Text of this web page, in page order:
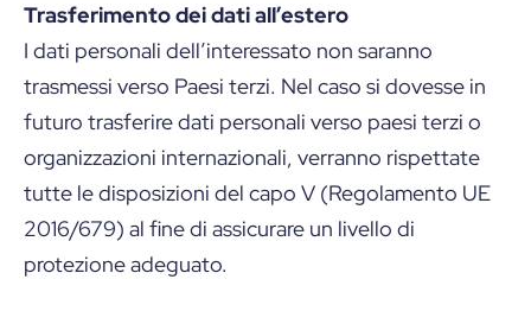
Trasferimento dei dati all’estero
I dati personali dell’interessato non saranno
trasmessi verso Paesi terzi. Nel caso si dovesse in
futuro trasferire dati personali verso paesi terzi o
organizzazioni internazionali, verranno rispettate
tutte le disposizioni del capo V (Regolamento UE
2016/679) al fine di assicurare un livello di
protezione adeguato.